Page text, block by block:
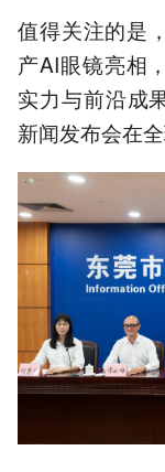
值得关注的是
产AI眼镜亮相
实力与前沿成
新闻发布会在全